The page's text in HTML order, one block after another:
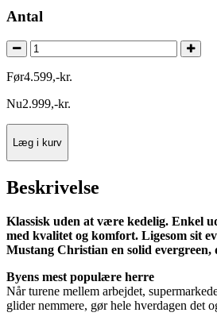
Antal
Før4.599,-kr.
Nu2.999,-kr.
Læg i kurv
Beskrivelse
Klassisk uden at være kedelig. Enkel
med kvalitet og komfort. Ligesom sit
Mustang Christian en solid
Byens mest populære herre
Når turene mellem arbejdet,
glider nemmere, gør hele hverdagen det